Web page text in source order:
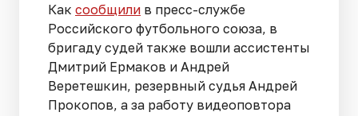
Как сообщили в пресс-службе
Российского футбольного союза, в
бригаду судей также вошли ассистенты
Дмитрий Ермаков и Андрей
Веретешкин, резервный судья Андрей
Прокопов, а за работу видеоповтора